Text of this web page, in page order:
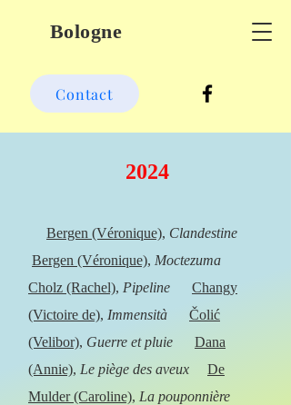
Contact
Bologne
2024
Bergen (Véronique), Clandestine
Bergen (Véronique), Moctezuma
Cholz (Rachel), Pipeline
Changy
(Victoire de), Immensità
Čolić
(Velibor), Guerre et pluie
Dana
(Annie), Le piège des aveux
De
Mulder (Caroline), La pouponnière